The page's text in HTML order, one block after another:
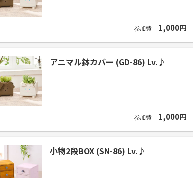
参加費 1,000円
アニマル鉢カバー (GD-86) Lv.♪
参加費 1,000円
小物2段BOX (SN-86) Lv.♪